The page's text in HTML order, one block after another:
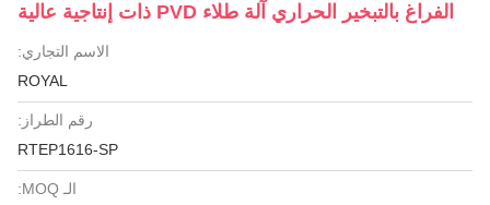
الفراغ بالتبخير الحراري آلة طلاء PVD ذات إنتاجية عالية
الاسم التجاري:
ROYAL
رقم الطراز:
RTEP1616-SP
الـ MOQ: